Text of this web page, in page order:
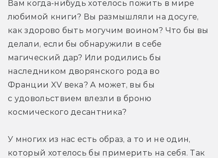
Вам когда-нибудь хотелось пожить в мире
любимой книги? Вы размышляли на досуге,
как здорово быть могучим воином? Что бы вы
делали, если бы обнаружили в себе
магический дар? Или родились бы
наследником дворянского рода во
Франции XV века? А может, вы бы
с удовольствием влезли в броню
космического десантника?
У многих из нас есть образ, а то и не один,
который хотелось бы примерить на себя. Так